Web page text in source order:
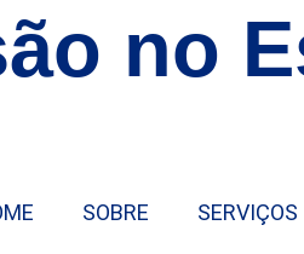
no
SOBRE SERVIÇOS